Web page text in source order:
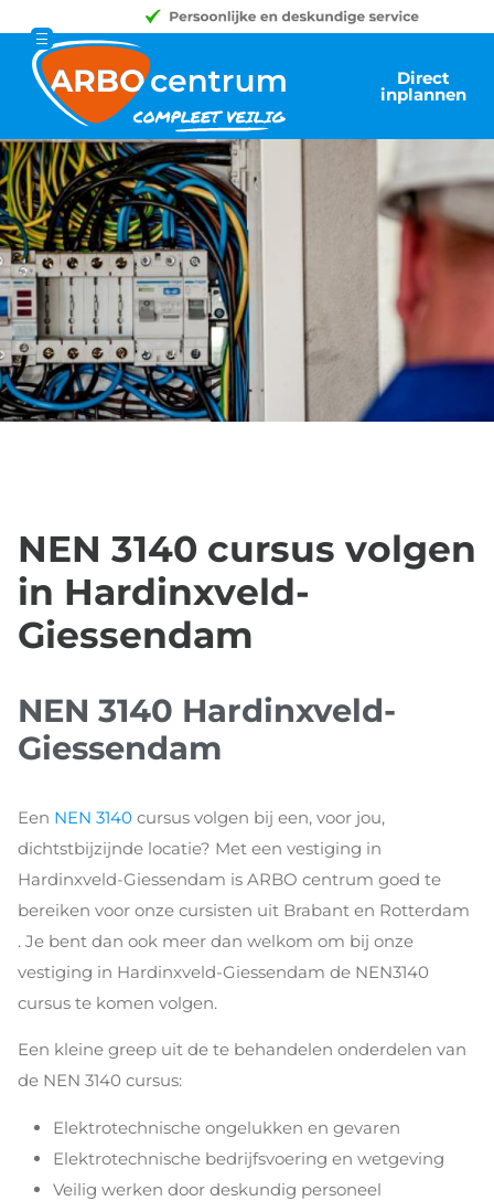
Direct
inplannen
NEN 3140 cursus volgen
in Hardinxveld-
Giessendam
NEN 3140 Hardinxveld-
Giessendam
Een NEN 3140 cursus volgen bij een, voor jou,
dichtstbijzijnde locatie? Met een vestiging in
Hardinxveld-Giessendam is ARBO centrum goed te
bereiken voor onze cursisten uit Brabant en Rotterdam
. Je bent dan ook meer dan welkom om bij onze
vestiging in Hardinxveld-Giessendam de NEN3140
cursus te komen volgen.
Een kleine greep uit de te behandelen onderdelen van
de NEN 3140 cursus:
Elektrotechnische ongelukken en gevaren
Elektrotechnische bedrijfsvoering en wetgeving
Veilig werken door deskundig personeel